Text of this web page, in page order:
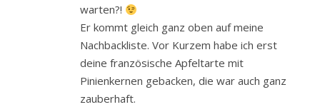
warten?!
Er kommt gleich ganz oben auf meine
Nachbackliste. Vor Kurzem habe ich erst
deine französische Apfeltarte mit
Pinienkernen gebacken, die war auch ganz
zauberhaft.